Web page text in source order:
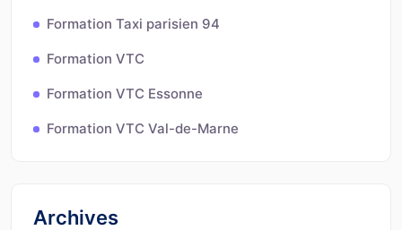
Formation Taxi parisien 94
Formation VTC
Formation VTC Essonne
Formation VTC Val-de-Marne
Archives